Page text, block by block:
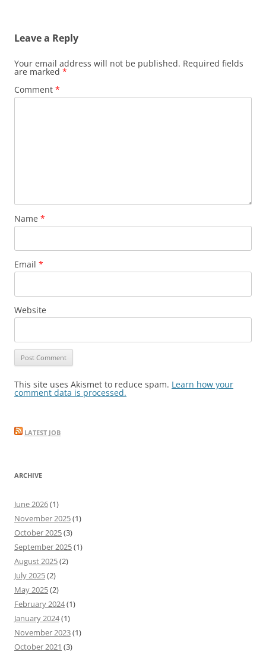
Leave a Reply
Your email address will not be published. Required fields
are marked *
Comment *
Name *
Email *
Website
This site uses Akismet to reduce spam. Learn how your
comment data is processed.
LATEST JOB
ARCHIVE
June 2026(1)
November 2025(1)
October 2025(3)
September 2025(1)
August 2025(2)
July 2025(2)
May 2025(2)
February 2024(1)
January 2024(1)
November 2023(1)
October 2021 (3)